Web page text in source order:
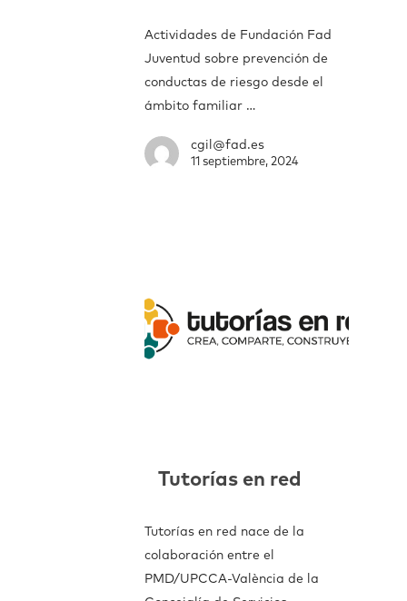
Actividades de Fundación Fad
Juventud sobre prevención de
conductas de riesgo desde el
ámbito familiar …
cgil@fad.es
11 septiembre, 2024
Tutorías en red
Tutorías en red nace de la
colaboración entre el
PMD/UPCCA-València de la